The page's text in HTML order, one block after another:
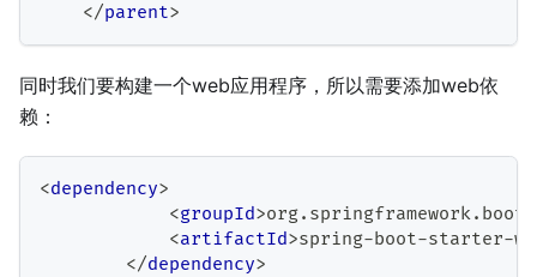
</parent>
同时我们要构建一个web应用程序，所以需要添加web依
赖：
<dependency>
<groupId>org.springframework.boot
<artifactId>spring-boot-starter-
</dependency>